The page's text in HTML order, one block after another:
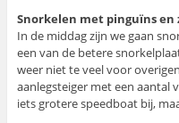
Snorkelen met pinguïns en
In de middag zijn we gaan
een van de betere
weer niet te veel voor
aanlegsteiger met een aantal
iets grotere speedboat bij,